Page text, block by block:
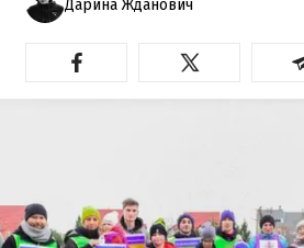
Дарина Жданович